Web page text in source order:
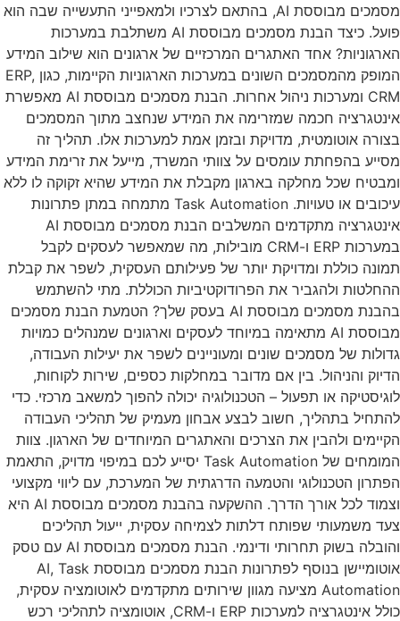
מסמכים מבוססת AI, בהתאם לצרכיו ולמאפייני התעשייה שבה הוא
פועל. כיצד הבנת מסמכים מבוססת AI משתלבת במערכות
הארגוניות? אחד האתגרים המרכזיים של ארגונים הוא שילוב המידע
המופק מהמסמכים השונים במערכות הארגוניות הקיימות, כגון ERP,
CRM ומערכות ניהול אחרות. הבנת מסמכים מבוססת AI מאפשרת
אינטגרציה חכמה שמזרימה את המידע שנחצב מתוך המסמכים
בצורה אוטומטית, מדויקת ובזמן אמת למערכות אלו. תהליך זה
מסייע בהפחתת עומסים על צוותי המשרד, מייעל את זרימת המידע
ומבטיח שכל מחלקה בארגון מקבלת את המידע שהיא זקוקה לו ללא
עיכובים או טעויות. Task Automation מתמחה במתן פתרונות
אינטגרציה מתקדמים המשלבים הבנת מסמכים מבוססת AI
במערכות ERP ו-CRM מובילות, מה שמאפשר לעסקים לקבל
תמונה כוללת ומדויקת יותר של פעילותם העסקית, לשפר את קבלת
ההחלטות ולהגביר את הפרודוקטיביות הכוללת. מתי להשתמש
בהבנת מסמכים מבוססת AI בעסק שלך? הטמעת הבנת מסמכים
מבוססת AI מתאימה במיוחד לעסקים וארגונים שמנהלים כמויות
גדולות של מסמכים שונים ומעוניינים לשפר את יעילות העבודה,
הדיוק והניהול. בין אם מדובר במחלקות כספים, שירות לקוחות,
לוגיסטיקה או תפעול – הטכנולוגיה יכולה להפוך למשאב מרכזי. כדי
להתחיל בתהליך, חשוב לבצע אבחון מעמיק של תהליכי העבודה
הקיימים ולהבין את הצרכים והאתגרים המיוחדים של הארגון. צוות
המומחים של Task Automation יסייע לכם במיפוי מדויק, התאמת
הפתרון הטכנולוגי והטמעה הדרגתית של המערכת, עם ליווי מקצועי
וצמוד לכל אורך הדרך. ההשקעה בהבנת מסמכים מבוססת AI היא
צעד משמעותי שפותח דלתות לצמיחה עסקית, ייעול תהליכים
והובלה בשוק תחרותי ודינמי. הבנת מסמכים מבוססת AI עם טסק
אוטומיישן בנוסף לפתרונות הבנת מסמכים מבוססת AI, Task
Automation מציעה מגוון שירותים מתקדמים לאוטומציה עסקית,
כולל אינטגרציה למערכות ERP ו-CRM, אוטומציה לתהליכי רכש